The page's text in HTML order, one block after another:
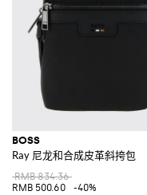
BOSS
Ray 尼龙和合成皮革斜挎包
RMB 834.36
RMB 500.60
-40%